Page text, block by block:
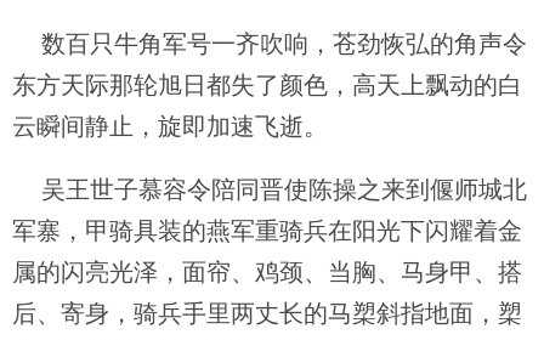
数百只牛角军号一齐吹响，苍劲恢弘的角声令
东方天际那轮旭日都失了颜色，高天上飘动的白
云瞬间静止，旋即加速飞逝。
吴王世子慕容令陪同晋使陈操之来到偃师城北
军寨，甲骑具装的燕军重骑兵在阳光下闪耀着金
属的闪亮光泽，面帘、鸡颈、当胸、马身甲、搭
后、寄身，骑兵手里两丈长的马槊斜指地面，槊